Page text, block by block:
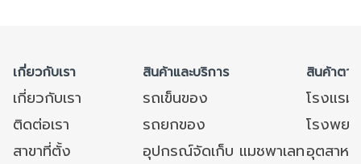
เกี่ยวกับเรา สินค้าและบริการ สินค้าตา
เกี่ยวกับเรา รถเข็นของ
โรงแร
ติดต่อเรา
รถยกของ
โรงพย
สาขาที่ตั้ง
อุปกรณ์จัดเก็บ แมชพาเลทอุตสาหก